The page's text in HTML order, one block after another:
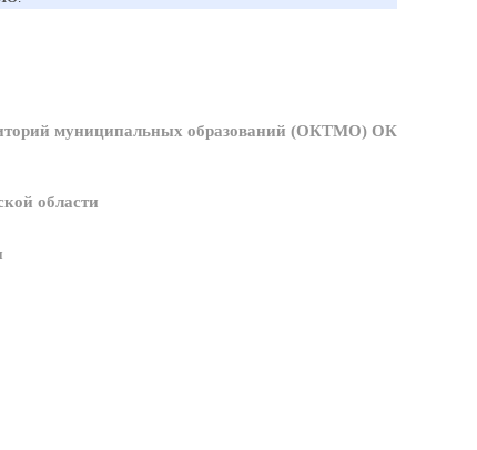
муниципальных образований (ОКТМО) ОК
области